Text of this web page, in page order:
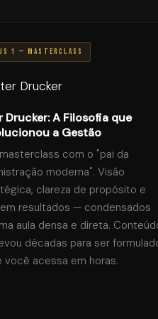
1 — MASTERCLASS
A Filosofia que
a Gestão
com o "pai da
moderna". Visão
clareza de propósito e
resultados — condensados
aula densa e direta. Conteúdo
décadas para ser formulado
acessa em horas.